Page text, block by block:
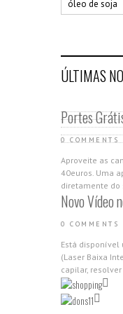
óleo de soja
ÚLTIMAS
Portes
0 COMMENTS
Aproveite as
40euros. Uma
diretamente do
Novo Vídeo
0 COMMENTS
Está disponível
(Laser Baixa
capilar,